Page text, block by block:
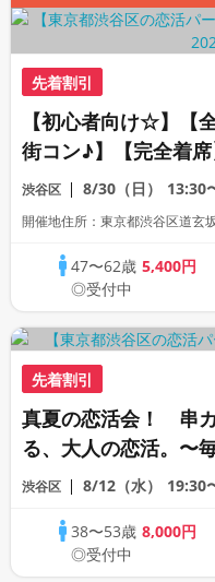
先着割引
【初心者向け☆】【
街コン♪】【完全着
ス・飲み放題】【全
りクラフトビール】
り】
渋谷区 8/30（日） 13:30
47〜62歳5,400円
◎受付中
先着割引
真夏の恋活会！ 串
る、大人の恋活。〜
ベント〜
渋谷区 8/12（水） 19:30
38〜53歳8,000円
◎受付中